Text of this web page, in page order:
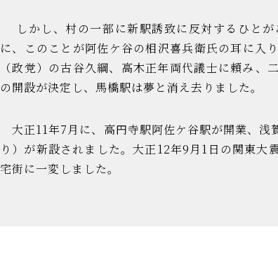
しかし、村の一部に新駅誘致に反対するひとが
に、このことが阿佐ケ谷の相沢喜兵衛氏の耳に入
（政党）の古谷久綱、高木正年両代議士に頼み
の開設が決定し、馬橋駅は夢と消え去りました。
大正11年7月に、高円寺駅阿佐ケ谷駅が開業、浅
り）が新設されました。大正12年9月1日の関東
宅街に一変しました。